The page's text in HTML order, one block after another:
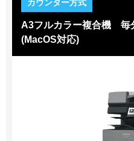
A3フルカラー複合機 毎
(MacOS対応)